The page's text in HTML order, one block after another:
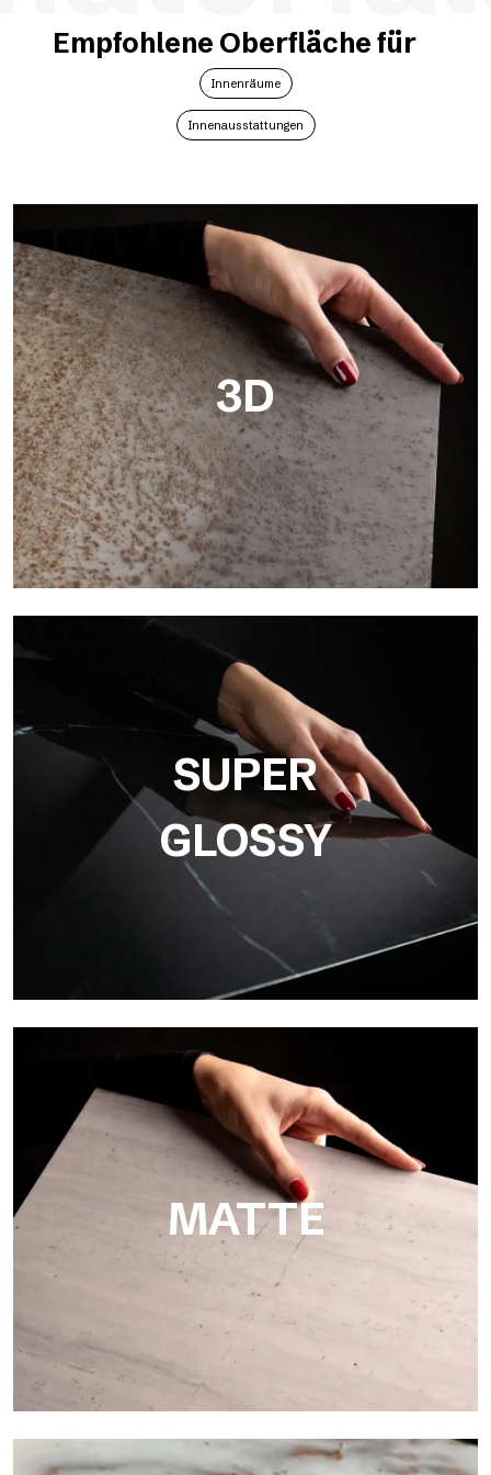
Empfohlene Oberfläche für
Innenräume
Innenausstattungen
3D
Ultralight 3D von Tecnografica integriert Grafiken und
Dreidimensionalität, ideal für die Wiedergabe realistischer
Texturen wie Beton, Holz und Naturstein.
SUPER
GLOSSY
Super Glossy
Ultralight Super Glossy ist die glänzende Oberfläche mit
Spiegeleffekt von Tecnografica, perfekt für luxuriöse
Beschichtungen in Hotels, Spas, Bädern und im
Schifffahrtsbereich.
MATTE